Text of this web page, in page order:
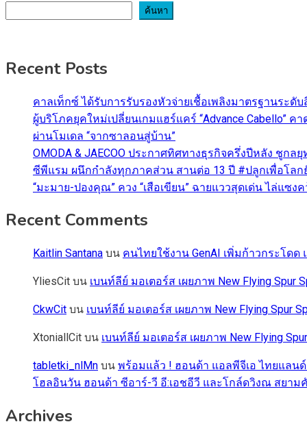
ค้นหา
Recent Posts
คาลเท็กซ์ ได้รับการรับรองหัวจ่ายเชื้อเพลิงมาตรฐานร
ผู้บริโภคยุคใหม่เปลี่ยนเกมแฮร์แคร์ “Advance
ผ่านโมเดล “จากซาลอนสู่บ้าน”
OMODA & JAECOO ประกาศทิศทางธุรกิจครึ่งปีหลัง ชูกล
ซีพีแรม ผนึกกำลังทุกภาคส่วน สานต่อ 13 ปี #ปลูกเพื่อโลก
“มะมาย-ปองคุณ” ควง “เสือเขียน” ฉายแววสุดเด่น ไล่แ
Recent Comments
Kaitlin Santana บน คนไทยใช้งาน GenAI เพิ่มก้าวกระโด
YliesCit บน เบนท์ลีย์ มอเตอร์ส เผยภาพ New Flying
CkwCit บน เบนท์ลีย์ มอเตอร์ส เผยภาพ New Flying Spur
XtoniallCit บน เบนท์ลีย์ มอเตอร์ส เผยภาพ New Flying
tabletki_nlMn บน พร้อมแล้ว ! ฮอนด้า แอลพีจีเอ ไทยแลนด์
โฮลอินวัน ฮอนด้า ซีอาร์-วี อี:เอชอีวี และโกล์ดวิงณ สยา
Archives